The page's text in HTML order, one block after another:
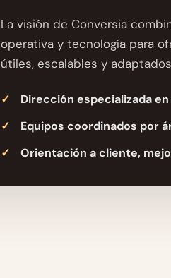
La visión de Conversia
operativa y tecnología para
útiles, escalables y
Dirección especializada
Equipos coordinados por
Orientación a cliente,